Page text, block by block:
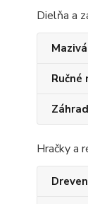
Dielňa a
Ručné
Hračky a